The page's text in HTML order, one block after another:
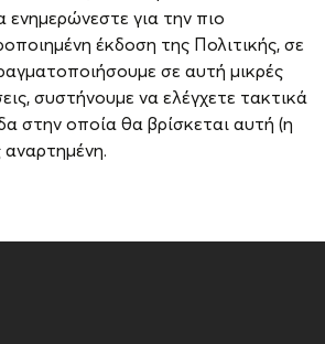
ενημερώνεστε για την πιο
έκδοση της Πολιτικής, σε
σε αυτή μικρές
συστήνουμε να ελέγχετε τακτικά
στην οποία θα βρίσκεται αυτή (η
αναρτημένη.